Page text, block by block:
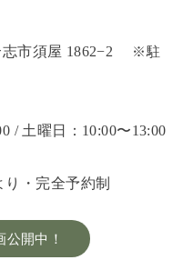
志市須屋 1862−2
※駐
/ 土曜日：10:00〜13:00
り・完全予約制
開中！